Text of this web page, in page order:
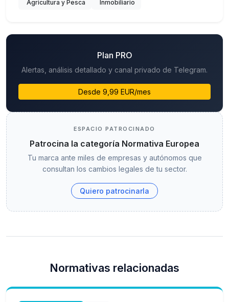
Agricultura y Pesca
Inmobiliario
Plan PRO
Alertas, análisis detallado y canal privado de Telegram.
Desde 9,99 EUR/mes
ESPACIO PATROCINADO
Patrocina la categoría Normativa Europea
Tu marca ante miles de empresas y autónomos que
consultan los cambios legales de tu sector.
Quiero patrocinarla
Normativas relacionadas